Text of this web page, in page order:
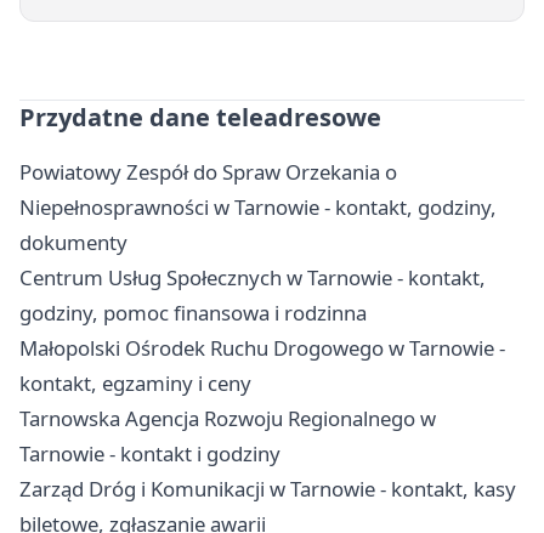
Przydatne dane teleadresowe
Powiatowy Zespół do Spraw Orzekania o
Niepełnosprawności w Tarnowie - kontakt, godziny,
dokumenty
Centrum Usług Społecznych w Tarnowie - kontakt,
godziny, pomoc finansowa i rodzinna
Małopolski Ośrodek Ruchu Drogowego w Tarnowie -
kontakt, egzaminy i ceny
Tarnowska Agencja Rozwoju Regionalnego w
Tarnowie - kontakt i godziny
Zarząd Dróg i Komunikacji w Tarnowie - kontakt, kasy
biletowe, zgłaszanie awarii